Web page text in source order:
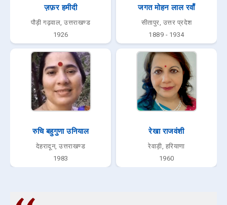
ज़फ़र हमीदी
पौड़ी गढ़वाल, उत्तराखण्ड
1926
जगत मोहन लाल रवाँ
सीतापुर, उत्तर प्रदेश
1889 - 1934
रुचि बहुगुणा उनियाल
देहरादून, उत्तराखण्ड
1983
रेखा राजवंशी
रेवाड़ी, हरियाणा
1960